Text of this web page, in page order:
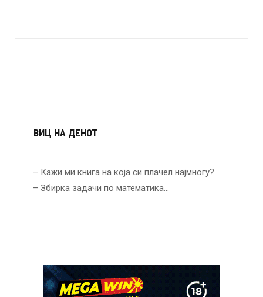
ВИЦ НА ДЕНОТ
– Кажи ми книга на која си плачел најмногу?
– Збирка задачи по математика…